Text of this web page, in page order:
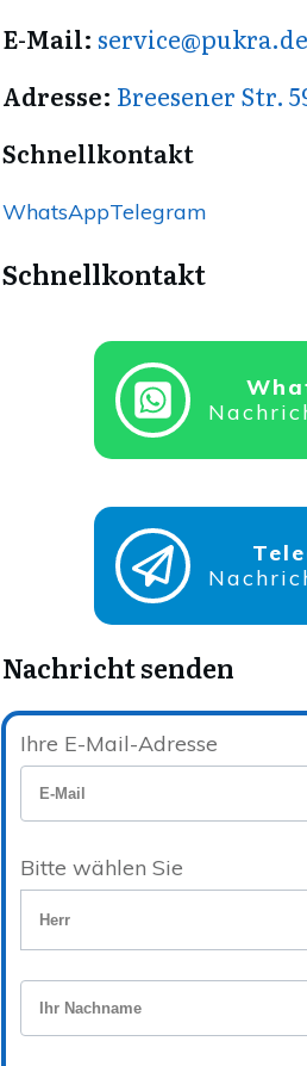
E-Mail: service@pukra.de
Adresse: Breesener Str.
Schnellkontakt
WhatsAppTelegram
Schnellkontakt
Nachricht senden
Ihre E-Mail-Adresse
Bitte wählen Sie
Herr